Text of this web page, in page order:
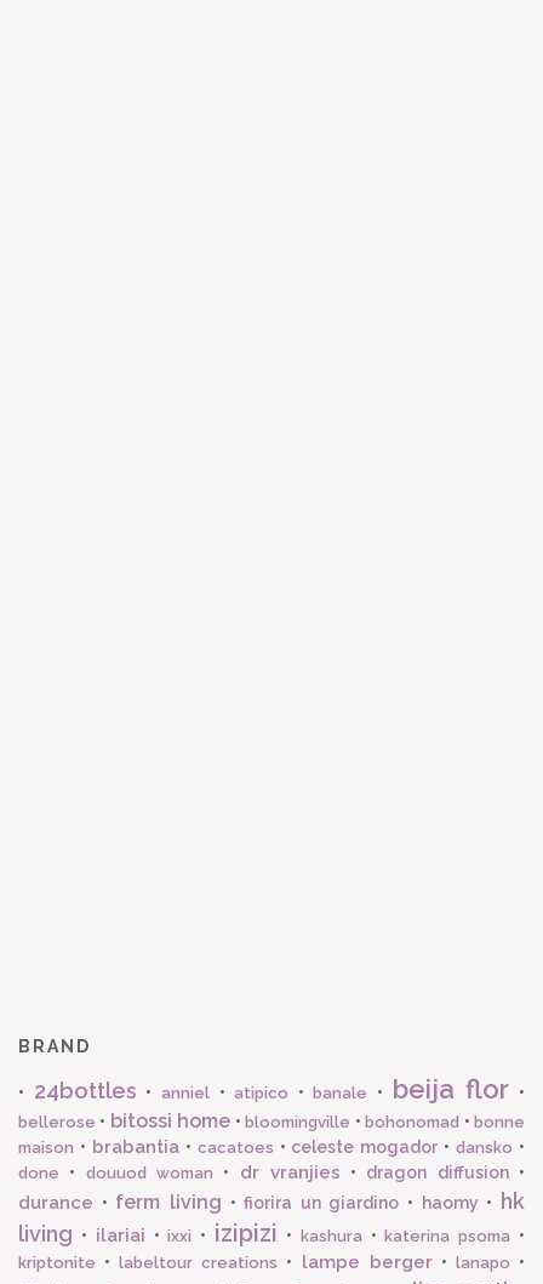
BRAND
• 24bottles • anniel•atipico •banale • beija flor •
bellerose • bitossi home •bloomingville •bohonomad •bonne
maison • brabantia• cacatoes • celeste mogador •dansko •
done • douuod woman • dr vranjies • dragon diffusion•
durance • ferm living •fiorira un giardino • haomy •
hk
living • ilariai •ixxi • izipizi • kashura •katerina psoma •
kriptonite •labeltour creations • lampe berger• lanapo •